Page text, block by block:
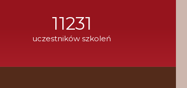
11231
uczestników szkoleń